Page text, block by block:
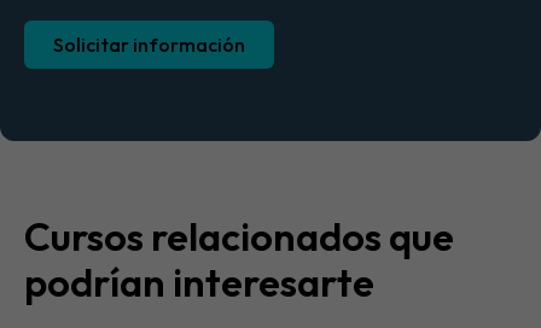
Solicitar información
Cursos relacionados que
podrían interesarte